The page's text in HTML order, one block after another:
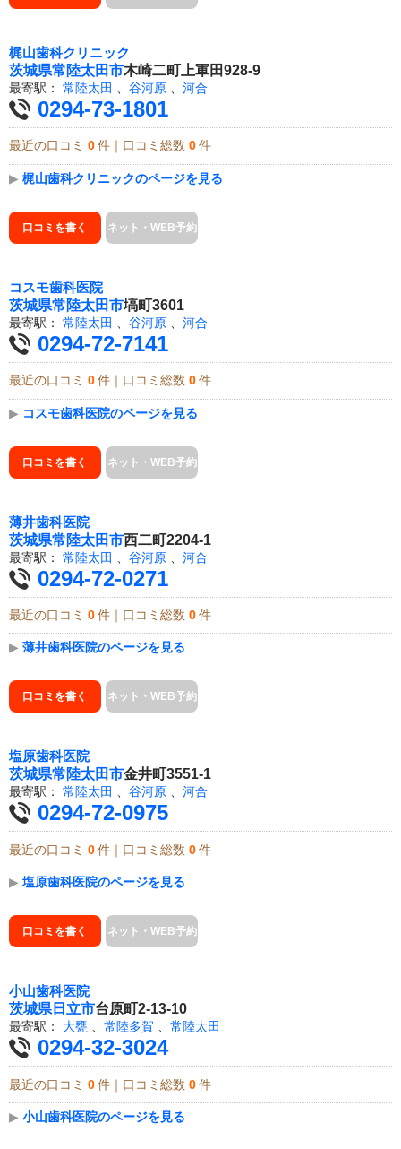
梶山歯科クリニック
茨城県常陸太田市木崎二町上軍田928-9
最寄駅： 常陸太田 谷河原 河合
0294-73-1801
最近の口コミ 0 件｜口コミ総数 0 件
▶ 梶山歯科クリニックのページを見る
口コミを書く ネット・WEB予約
コスモ歯科医院
茨城県常陸太田市塙町3601
最寄駅： 常陸太田 谷河原 河合
0294-72-7141
最近の口コミ 0 件｜口コミ総数 0 件
▶ コスモ歯科医院のページを見る
口コミを書く ネット・WEB予約
薄井歯科医院
茨城県常陸太田市西二町2204-1
最寄駅： 常陸太田 谷河原 河合
0294-72-0271
最近の口コミ 0 件｜口コミ総数 0 件
▶ 薄井歯科医院のページを見る
口コミを書く ネット・WEB予約
塩原歯科医院
茨城県常陸太田市金井町3551-1
最寄駅： 常陸太田 、 谷河原 、 河合
0294-72-0975
最近の口コミ 0 件｜口コミ総数 0 件
▶ 塩原歯科医院のページを見る
口コミを書く ネット・WEB予約
小山歯科医院
茨城県 日立市台原町2-13-10
最寄駅： 大甕 、 常陸多賀 、 常陸太田
0294-32-3024
最近の口コミ 0 件｜口コミ総数 0 件
▶ 小山歯科医院のページを見る